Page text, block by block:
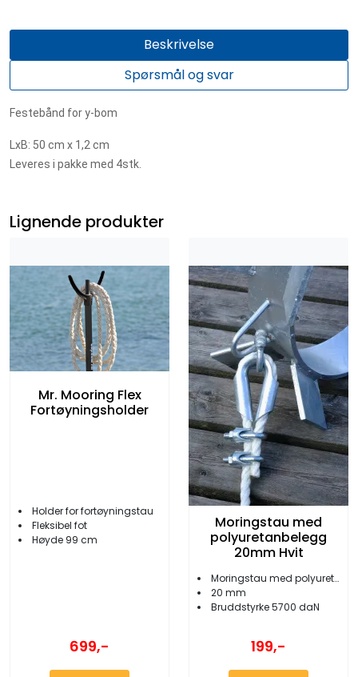
Beskrivelse
Spørsmål og svar
Festebånd for y-bom
LxB: 50 cm x 1,2 cm
Leveres i pakke med 4stk.
Lignende produkter
Mr. Mooring Flex
Fortøyningsholder
Holder for fortøyningstau
Fleksibel fot
Høyde 99 cm
699,-
Moringstau med
polyuretanbelegg
20mm Hvit
Moringstau med polyuretanbelegg
20 mm
Bruddstyrke 5700 daN
199,-